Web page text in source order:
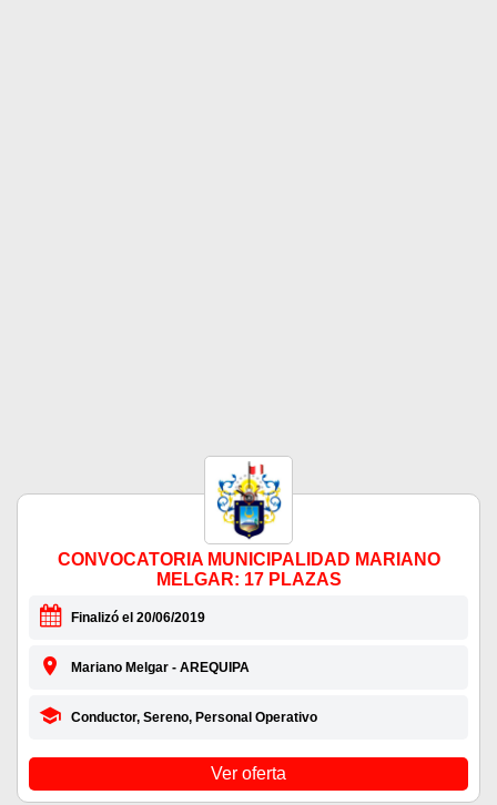
CONVOCATORIA MUNICIPALIDAD MARIANO
MELGAR: 17 PLAZAS
Finalizó el 20/06/2019
Mariano Melgar - AREQUIPA
Conductor, Sereno, Personal Operativo
Ver oferta